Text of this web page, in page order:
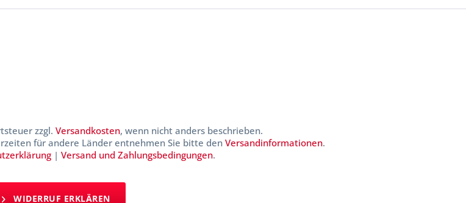
zzgl. Versandkosten, wenn nicht anders beschrieben.
für andere Länder entnehmen Sie bitte den Versandinformationen.
| Versand und Zahlungsbedingungen.
WIDERRUF ERKLÄREN